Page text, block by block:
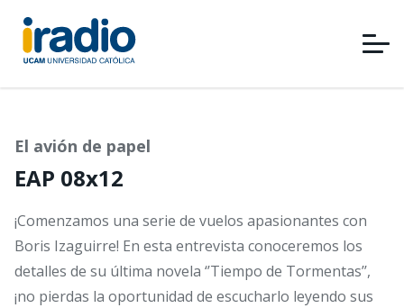
Pasar
contenido
principal
El avión de papel
EAP 08x12
¡Comenzamos una serie de vuelos apasionantes con
Boris Izaguirre! En esta entrevista conoceremos los
detalles de su última novela ‘’Tiempo de Tormentas’’,
¡no pierdas la oportunidad de escucharlo leyendo sus